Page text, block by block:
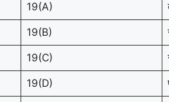
19(A)
19(B)
19(C)
19(D)